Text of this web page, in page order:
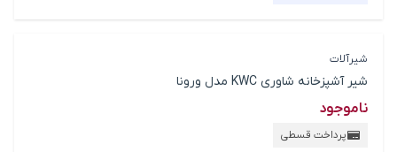
شیرآلات
شیر آشپزخانه شاوری KWC مدل ورونا
ناموجود
پرداخت قسطی